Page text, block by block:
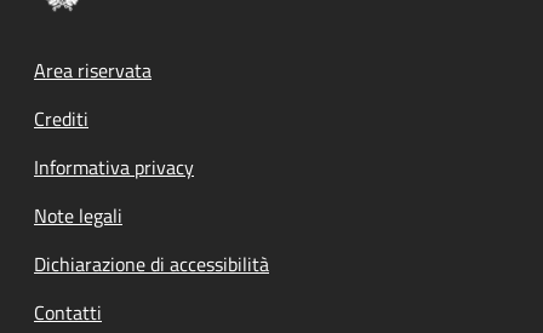
Footer menu
Area riservata
Crediti
Informativa privacy
Note legali
Dichiarazione di accessibilità
Contatti